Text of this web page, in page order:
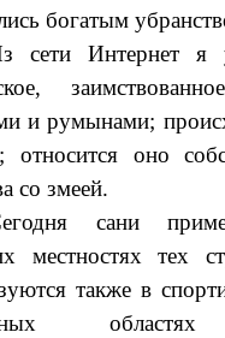
богатым
сети Интернет я
ирумынами;
относится оно
со змеей.
сани
местностях тех
также в